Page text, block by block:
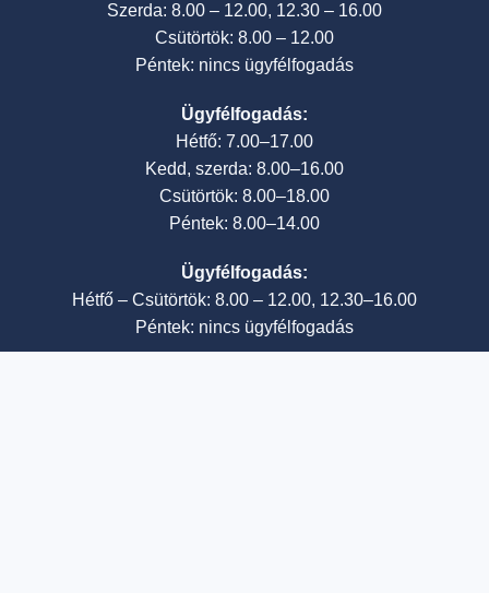
Szerda: 8.00 – 12.00, 12.30 – 16.00
Csütörtök: 8.00 – 12.00
Péntek: nincs ügyfélfogadás
Ügyfélfogadás:
Hétfő: 7.00–17.00
Kedd, szerda: 8.00–16.00
Csütörtök: 8.00–18.00
Péntek: 8.00–14.00
Ügyfélfogadás:
Hétfő – Csütörtök: 8.00 – 12.00, 12.30–16.00
Péntek: nincs ügyfélfogadás